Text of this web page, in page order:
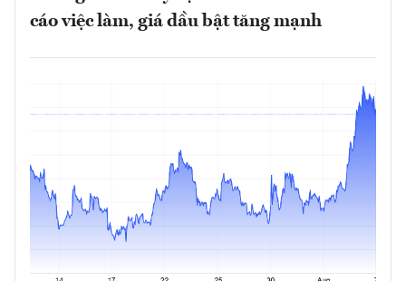
cáo việc làm, giá dầu bật tăng mạnh